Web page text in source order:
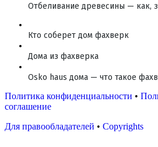
Отбеливание древесины — как,
Кто соберет дом фахверк
Дома из фахверка
Osko haus дома — что такое
Политика конфиденциальности •
соглашение
Для правообладателей • Copyrights